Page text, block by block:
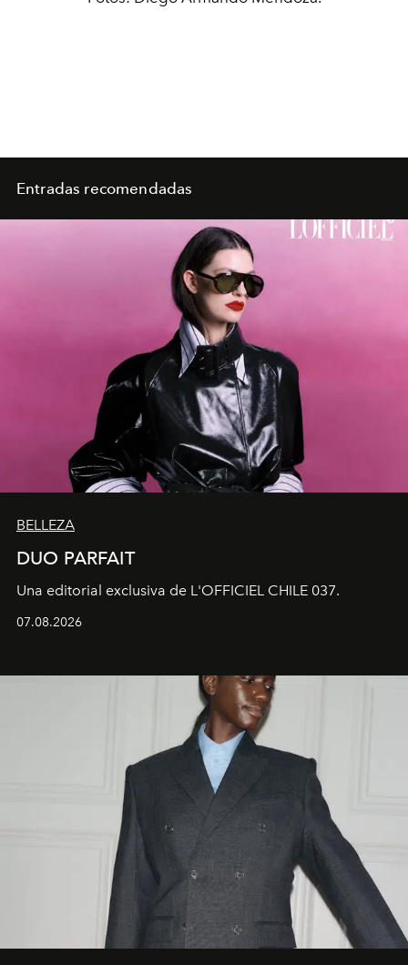
Entradas recomendadas
BELLEZA
DUO PARFAIT
Una editorial exclusiva de L'OFFICIEL CHILE 037.
07.08.2026